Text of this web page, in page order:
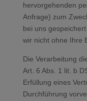
hervorgehenden
Anfrage) zum
bei uns
wir nicht ohne Ihre
Die Verarbeitung
Art. 6 Abs. 1 lit. b
Erfüllung eines
Durchführung